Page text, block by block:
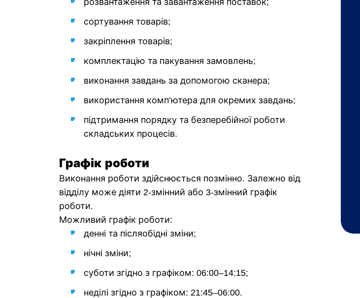
розвантаження та завантаження поставок;
сортування товарів;
закріплення товарів;
комплектацію та пакування замовлень;
виконання завдань за допомогою сканера;
використання комп’ютера для окремих завдань;
підтримання порядку та безперебійної роботи
складських процесів.
Графік роботи
Виконання роботи здійснюється позмінно. Залежно від
відділу може діяти 2-змінний або 3-змінний графік
роботи.
Можливий графік роботи:
денні та післяобідні зміни;
нічні зміни;
суботи згідно з графіком: 06:00–14:15;
неділі згідно з графіком: 21:45–06:00.